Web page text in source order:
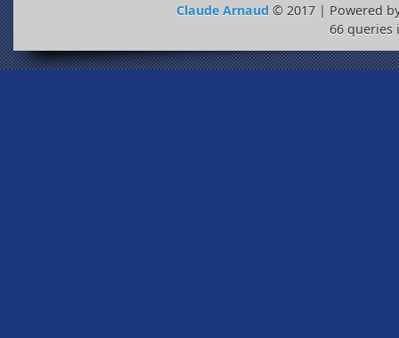
Claude Arnaud © 2017 | Powered
66 queries